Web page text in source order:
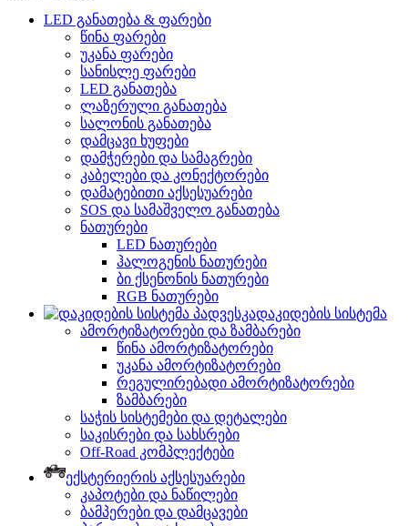
LED განათება & ფარები
წინა ფარები
უკანა ფარები
სანისლე ფარები
LED განათება
ლაზერული განათება
სალონის განათება
დამცავი ხუფები
დამჭერები და სამაგრები
კაბელები და კონექტორები
დამატებითი აქსესუარები
SOS და სამაშველო განათება
ნათურები
LED ნათურები
ჰალოგენის ნათურები
ბი ქსენონის ნათურები
RGB ნათურები
დაკიდების სისტემა
ამორტიზატორები და ზამბარები
წინა ამორტიზატორები
უკანა ამორტიზატორები
რეგულირებადი ამორტიზატორები
ზამბარები
საჭის სისტემები და დეტალები
საკისრები და სახსრები
Off-Road კომპლექტები
ექსტერიერის აქსესუარები
კაპოტები და ნაწილები
ბამპერები და დამცავები